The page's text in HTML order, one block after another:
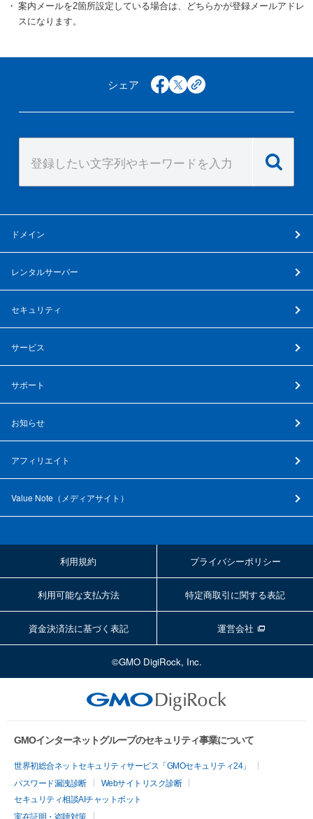
案内メールを2箇所設定している場合は、どちらかが登録メールアドレ
スになります。
シェア facebook
x copy
ドメイン
レンタルサーバー
セキュリティ
サービス
サポート
お知らせ
アフィリエイト
Value Note（ メディアサイト ）
利用規約 プライバシーポリシー
利用可能な支払方法 特定商取引に関する表記
資金決済法に基づく表記 運営会社
©GMO DigiRock, Inc.
GMOインターネットグループのセキュリティ事業について
世界初総合ネットセキュリティサービス「GMOセキュリティ24」
パスワード漏洩診断
Webサイトリスク診断
セキュリティ相談AIチャットボット
実在証明・盗聴対策